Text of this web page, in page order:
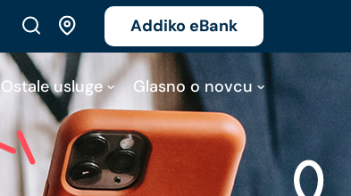
Addiko eBank
Ostale usluge Glasno o novcu